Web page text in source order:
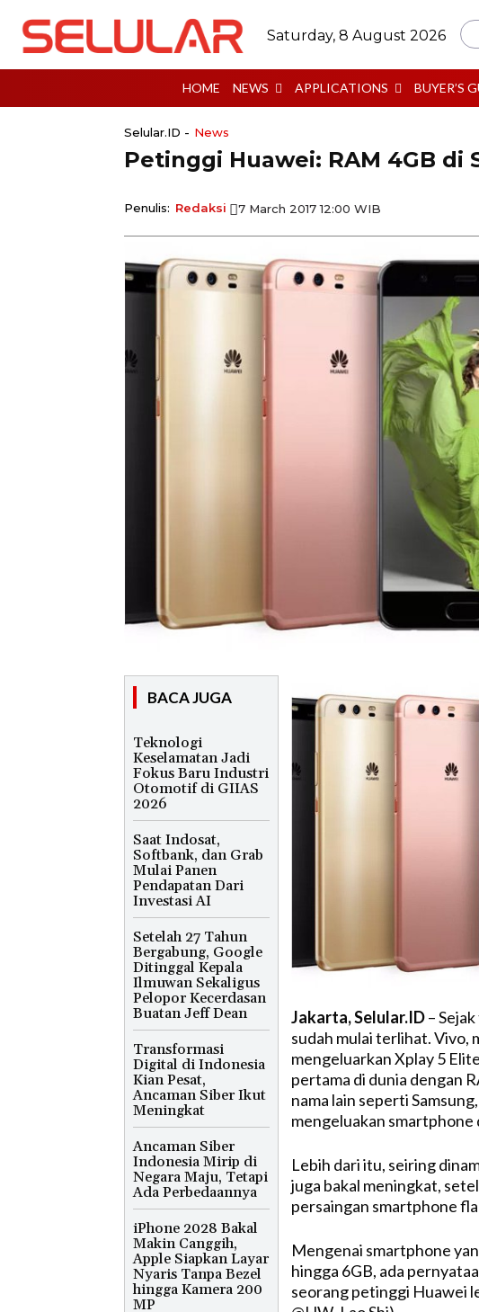
Saturday, 8 August 2026
HOME NEWS APPLICATIONS BUYER’S
Selular.ID - News
Petinggi Huawei: RAM 4GB di
Penulis: Redaksi 7 March 2017 12:00 WIB
BACA JUGA
Teknologi
Keselamatan Jadi
Fokus Baru Industri
Otomotif di GIIAS
2026
Saat Indosat,
Softbank, dan Grab
Mulai Panen
Pendapatan Dari
Investasi AI
Setelah 27 Tahun
Bergabung, Google
Ditinggal Kepala
Ilmuwan Sekaligus
Pelopor Kecerdasan
Buatan Jeff Dean
Transformasi
Digital di Indonesia
Kian Pesat,
Ancaman Siber Ikut
Meningkat
Ancaman Siber
Indonesia Mirip di
Negara Maju, Tetapi
Ada Perbedaannya
iPhone 2028 Bakal
Makin Canggih,
Apple Siapkan Layar
Nyaris Tanpa Bezel
hingga Kamera 200
MP
Jakarta, Selular.ID–
sudah mulai terlihat. Vivo,
mengeluarkan Xplay 5
pertama di dunia dengan
nama lain seperti
mengeluakan smartphone
Lebih dari itu, seiring
juga bakal meningkat,
persaingan smartphone
Mengenai smartphone
hingga 6GB, ada
seorang petinggi Huawei